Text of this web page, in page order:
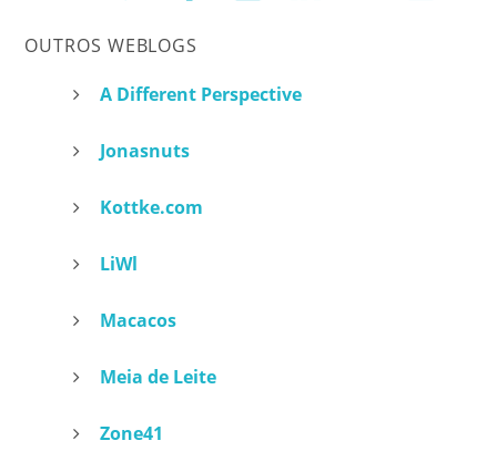
OUTROS WEBLOGS
A Different Perspective
Jonasnuts
Kottke.com
LiWl
Macacos
Meia de Leite
Zone41